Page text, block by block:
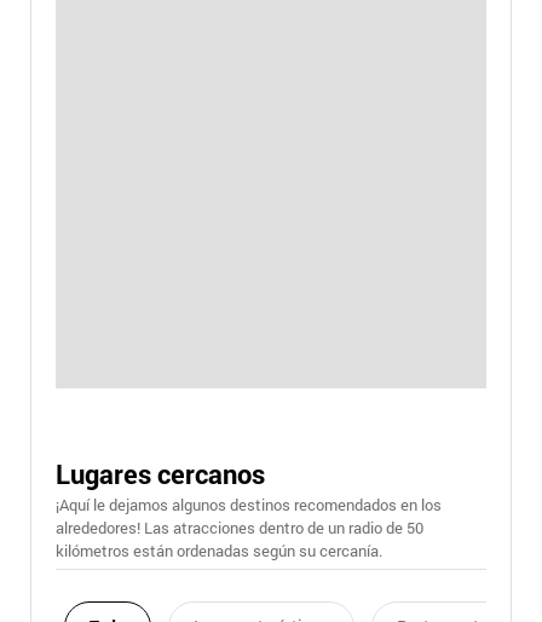
Lugares cercanos
¡Aquí le dejamos algunos destinos recomendados en los
alrededores! Las atracciones dentro de un radio de 50
kilómetros están ordenadas según su cercanía.